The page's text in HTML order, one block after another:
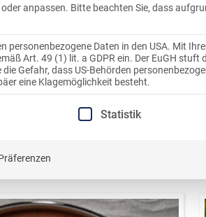
mit leckerem
findet man schnell. Damit das
kulinarisch verwöhnen und keiner
anpassen. Bitte beachten Sie, dass
personenbezogene Daten in den USA. Mit
Art. 49 (1) lit. a GDPR ein. Der EuGH
die Gefahr, dass US-Behörden
eine Klagemöglichkeit besteht.
Service-Gruppen, für die eine
Statistik